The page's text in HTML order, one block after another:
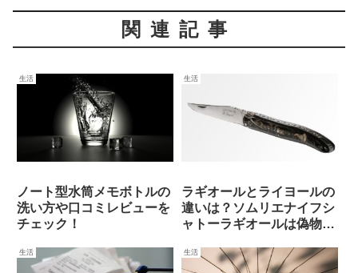
関連記事
生活
ノート型水筒メモボトルの
洗い方や口コミレビューを
チェック！
生活
ラギオールとライヨールの
違いは？ソムリエナイフシ
ャトーラギオールは偽物に
生活 生活